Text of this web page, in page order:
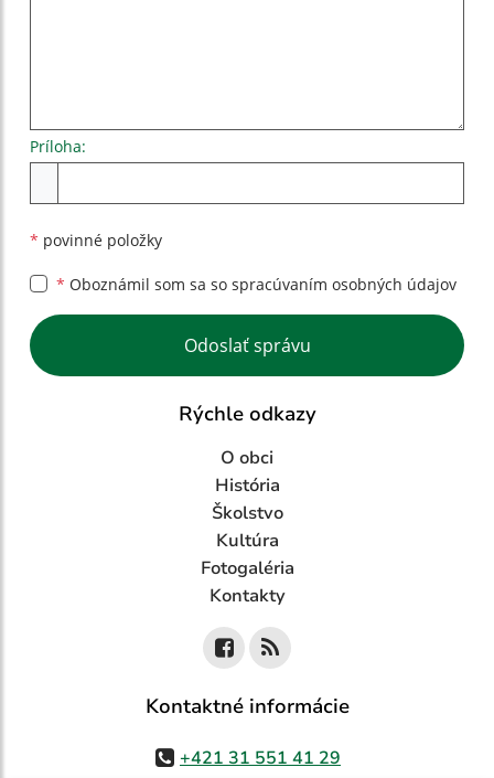
Príloha:
* povinné položky
* Oboznámil som sa so spracúvaním osobných údajov
Google reCaptcha Response
Odoslať správu
Rýchle odkazy
O obci
História
Školstvo
Kultúra
Fotogaléria
Kontakty
Kontaktné informácie
+421 31 551 41 29